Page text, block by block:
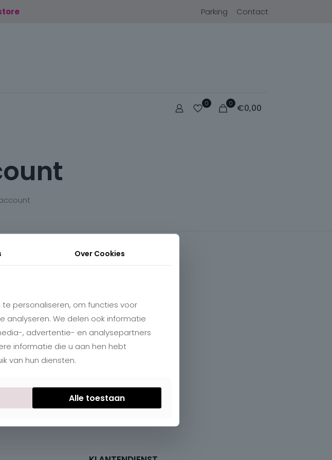
Parking Contact
0 0 €0,00
via e-mail om een
te stellen.
e-mail
Over Cookies
personaliseren, om functies voor
analyseren. We delen ook informatie
, advertentie- en analysepartners
informatie die u aan hen hebt
van hun diensten.
Alle toestaan